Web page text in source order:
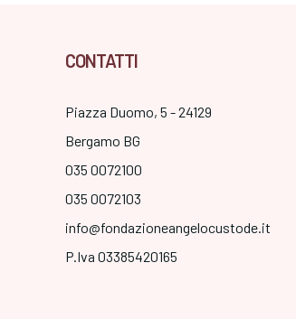
CONTATTI
Piazza Duomo, 5 - 24129
Bergamo BG
035 0072100
035 0072103
info@fondazioneangelocustode.it
P.Iva 03385420165